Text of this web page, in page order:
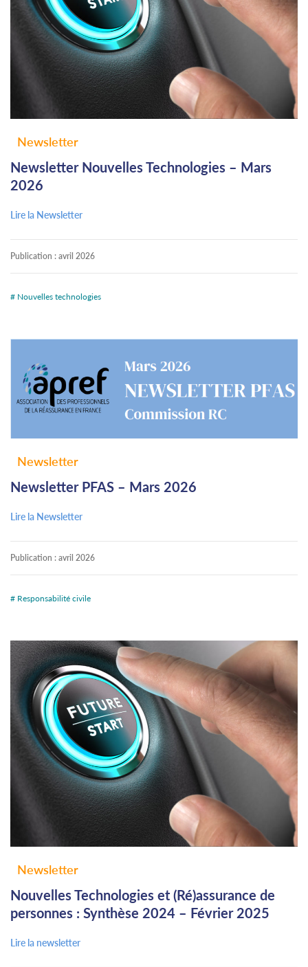
Newsletter
Newsletter Nouvelles Technologies – Mars
2026
Lire la Newsletter
Publication : avril 2026
# Nouvelles technologies
Newsletter
Newsletter PFAS – Mars 2026
Lire la Newsletter
Publication : avril 2026
# Responsabilité civile
Newsletter
Nouvelles Technologies et (Ré)assurance de
personnes : Synthèse 2024 – Février 2025
Lire la newsletter